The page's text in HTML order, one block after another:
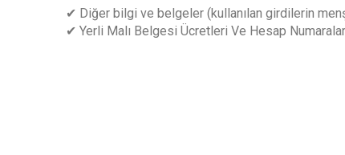
✔ Diğer bilgi ve belgeler (kullanılan girdilerin
✔ Yerli Malı Belgesi Ücretleri Ve Hesap